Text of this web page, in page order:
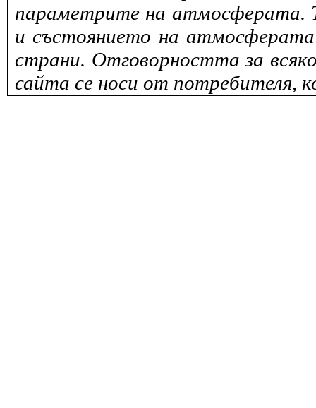
параметрите на атмосферата.
и състоянието на
страни. Отговорността за
сайта се носи от потребителя,